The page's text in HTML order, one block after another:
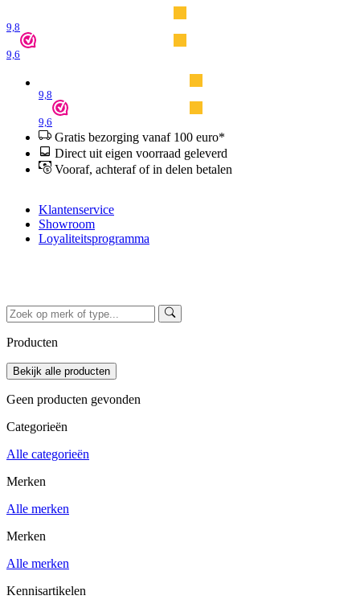
9,8
9,6
9,8
9,6
Gratis bezorging vanaf 100 euro*
Direct uit eigen voorraad geleverd
Vooraf, achteraf of in delen betalen
Klantenservice
Showroom
Loyaliteitsprogramma
Producten
Geen producten gevonden
Categorieën
Alle categorieën
Merken
Alle merken
Merken
Alle merken
Kennisartikelen